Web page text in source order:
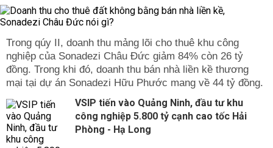
Trong qúy II, doanh thu mảng lõi cho thuê khu công
nghiệp của Sonadezi Châu Đức giảm 84% còn 26 tỷ
đồng. Trong khi đó, doanh thu bán nhà liền kề thương
mại tại dự án Sonadezi Hữu Phước mang về 44 tỷ đồng.
VSIP tiến vào Quảng Ninh, đầu tư khu
công nghiệp 5.800 tỷ cạnh cao tốc Hải
Phòng - Hạ Long